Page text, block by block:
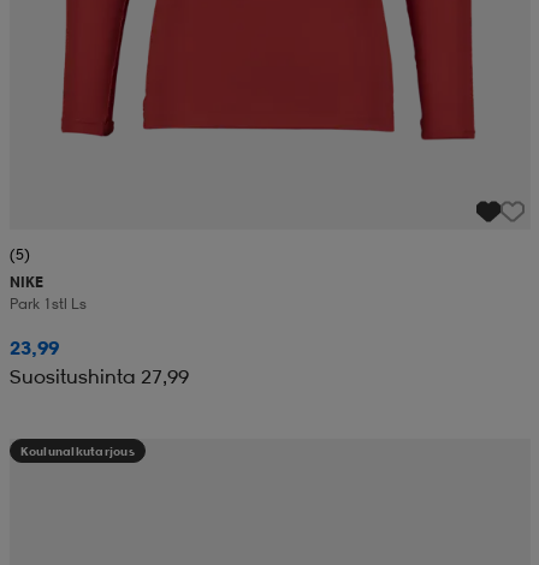
(5)
NIKE
Park 1stl Ls
23,99
Suositushinta 27,99
Koulunalkutarjous